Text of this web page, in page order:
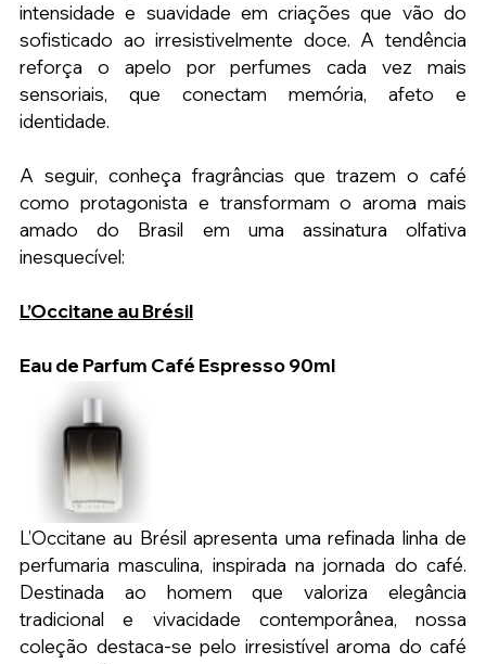
intensidade e suavidade em criações que vão do
sofisticado ao irresistivelmente doce. A tendência
reforça o apelo por perfumes cada vez mais
sensoriais, que conectam memória, afeto e
identidade.
A seguir, conheça fragrâncias que trazem o café
como protagonista e transformam o aroma mais
amado do Brasil em uma assinatura olfativa
inesquecível:
L’Occitane au Brésil
Eau de Parfum Café Espresso 90ml
L’Occitane au Brésil apresenta uma refinada linha de
perfumaria masculina, inspirada na jornada do café.
Destinada ao homem que valoriza elegância
tradicional e vivacidade contemporânea, nossa
coleção destaca-se pelo irresistível aroma do café